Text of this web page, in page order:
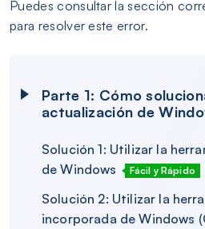
Puedes consultar la sección
para resolver este error.
Parte 1: Cómo
actualización de
Solución 1: Utilizar la
de Windows
Fácil y Rápido
Solución 2: Utilizar la
incorporada de Windows